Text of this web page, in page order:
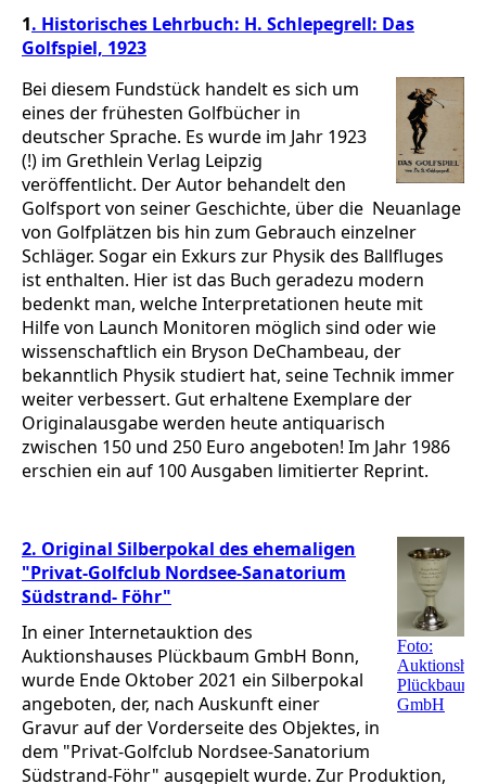
1. Historisches Lehrbuch: H. Schlepegrell: Das
Golfspiel, 1923
Bei diesem Fundstück handelt es sich um
eines der frühesten Golfbücher in
deutscher Sprache. Es wurde im Jahr 1923
(!) im Grethlein Verlag Leipzig
veröffentlicht. Der Autor behandelt den
Golfsport von seiner Geschichte, über die Neuanlage
von Golfplätzen bis hin zum Gebrauch einzelner
Schläger. Sogar ein Exkurs zur Physik des Ballfluges
ist enthalten. Hier ist das Buch geradezu modern
bedenkt man, welche Interpretationen heute mit
Hilfe von Launch Monitoren möglich sind oder wie
wissenschaftlich ein Bryson DeChambeau, der
bekanntlich Physik studiert hat, seine Technik immer
weiter verbessert. Gut erhaltene Exemplare der
Originalausgabe werden heute antiquarisch
zwischen 150 und 250 Euro angeboten! Im Jahr 1986
erschien ein auf 100 Ausgaben limitierter Reprint.
Foto:
Plückbaum
GmbH
2. Original Silberpokal des ehemaligen
"Privat-Golfclub Nordsee-Sanatorium
Südstrand- Föhr"
In einer Internetauktion des
Auktionshauses Plückbaum GmbH Bonn,
wurde Ende Oktober 2021 ein Silberpokal
angeboten, der, nach Auskunft einer
Gravur auf der Vorderseite des Objektes, in
dem "Privat-Golfclub Nordsee-Sanatorium
Südstrand-Föhr" ausgepielt wurde. Zur Produktion,